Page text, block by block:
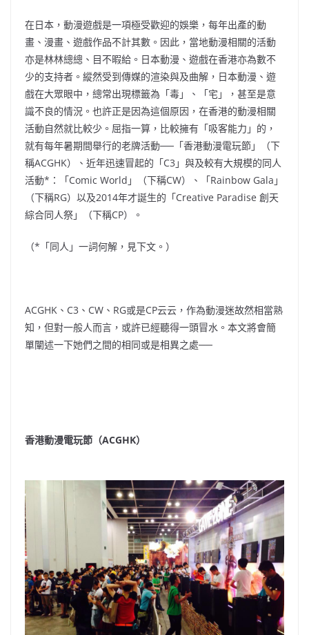
在日本，動漫遊戲是一項極受歡迎的娛樂，每年出產的動
畫、漫畫、遊戲作品不計其數。因此，當地動漫相關的活動
亦是林林總總、目不暇給。日本動漫、遊戲在香港亦為數不
少的支持者。縱然受到傳媒的渲染與及曲解，日本動漫、遊
戲在大眾眼中，總常出現標籤為「毒」、「宅」，甚至是意
識不良的情況。也許正是因為這個原因，在香港的動漫相關
活動自然就比較少。屈指一算，比較擁有「吸客能力」的，
就有每年暑期間舉行的老牌活動──「香港動漫電玩節」（下
稱ACGHK）、近年迅速冒起的「C3」與及較有大規模的同人
活動*：「Comic World」（下稱CW）、「Rainbow Gala」
（下稱RG）以及2014年才誕生的「Creative Paradise 創天
綜合同人祭」（下稱CP）。
（*「同人」一詞何解，見下文。）
ACGHK、C3、CW、RG或是CP云云，作為動漫迷故然相當熟
知，但對一般人而言，或許已經聽得一頭冒水。本文將會簡
單闡述一下她們之間的相同或是相異之處──
香港動漫電玩節（ACGHK）